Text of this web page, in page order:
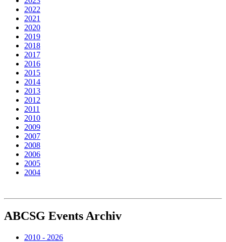
2022
2021
2020
2019
2018
2017
2016
2015
2014
2013
2012
2011
2010
2009
2007
2008
2006
2005
2004
ABCSG Events Archiv
2010 - 2026